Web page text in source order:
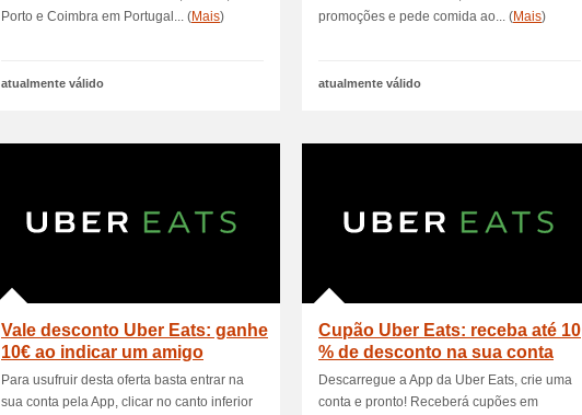
Porto e Coimbra em Portugal... (Mais)
atualmente válido
promoções e pede comida ao... (Mais)
atualmente válido
Vale desconto Uber Eats: ganhe
10€ ao indicar um amigo
Para usufruir desta oferta basta entrar na
sua conta pela App, clicar no canto inferior
Cupão Uber Eats: receba até 10
% de desconto na sua conta
Descarregue a App da Uber Eats, crie uma
conta e pronto! Receberá cupões em